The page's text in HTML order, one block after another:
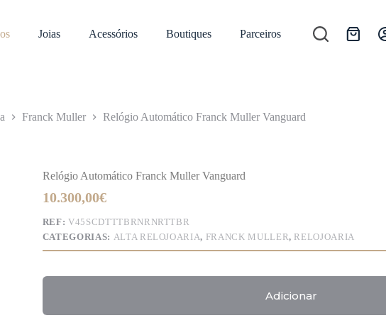
Joias Acessórios Boutiques Parceiros
Carrinho
Franck Muller Relógio Automático Franck Muller Vanguard
Relógio Automático Franck Muller Vanguard
10.300,00€
REF:V45SCDTTTBRNRNRTTBR
CATEGORIAS: ALTA RELOJOARIA, FRANCK MULLER, RELOJOARIA
Adicionar